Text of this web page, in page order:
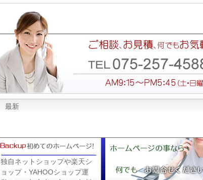
最新
独自ネットショップや楽天シ
ョップ・YAHOOショップ運